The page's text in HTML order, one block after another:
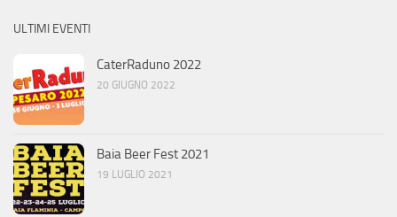
ULTIMI EVENTI
CaterRaduno 2022
20 GIUGNO 2022
Baia Beer Fest 2021
19 LUGLIO 2021